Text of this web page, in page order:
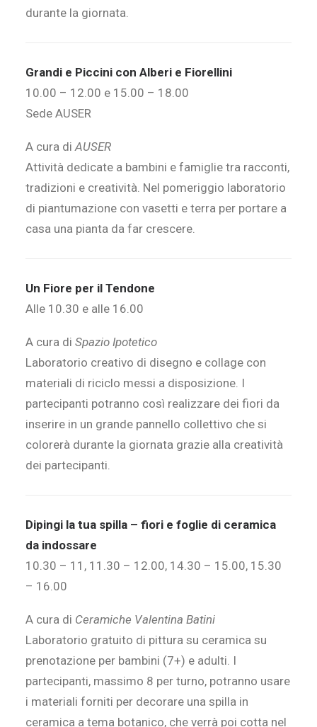
durante la giornata.
Grandi e Piccini con Alberi e Fiorellini
10.00 – 12.00 e 15.00 – 18.00
Sede AUSER
A cura diAUSER
Attività dedicate a bambini e famiglie tra racconti,
tradizioni e creatività. Nel pomeriggio laboratorio
di piantumazione con vasetti e terra per portare a
casa una pianta da far crescere.
Un Fiore per il Tendone
Alle 10.30 e alle 16.00
A cura di Spazio Ipotetico
Laboratorio creativo di disegno e collage con
materiali di riciclo messi a disposizione. I
partecipanti potranno così realizzare dei fiori da
inserire in un grande pannello collettivo che si
colorerà durante la giornata grazie alla creatività
dei partecipanti.
Dipingi la tua spilla – fiori e foglie di ceramica
da indossare
10.30 – 11, 11.30 – 12.00, 14.30 – 15.00, 15.30
– 16.00
A cura di Ceramiche Valentina Batini
Laboratorio gratuito di pittura su ceramica su
prenotazione per bambini (7+) e adulti. I
partecipanti, massimo 8 per turno, potranno usare
i materiali forniti per decorare una spilla in
ceramica a tema botanico, che verrà poi cotta nel